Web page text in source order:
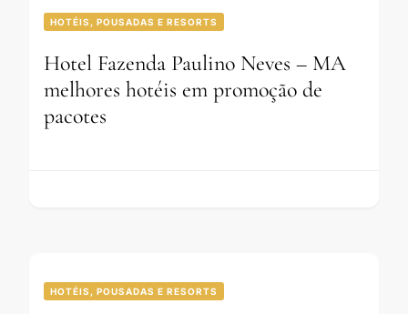
HOTÉIS, POUSADAS E RESORTS
Hotel Fazenda Paulino Neves – MA
melhores hotéis em promoção de
pacotes
HOTÉIS, POUSADAS E RESORTS